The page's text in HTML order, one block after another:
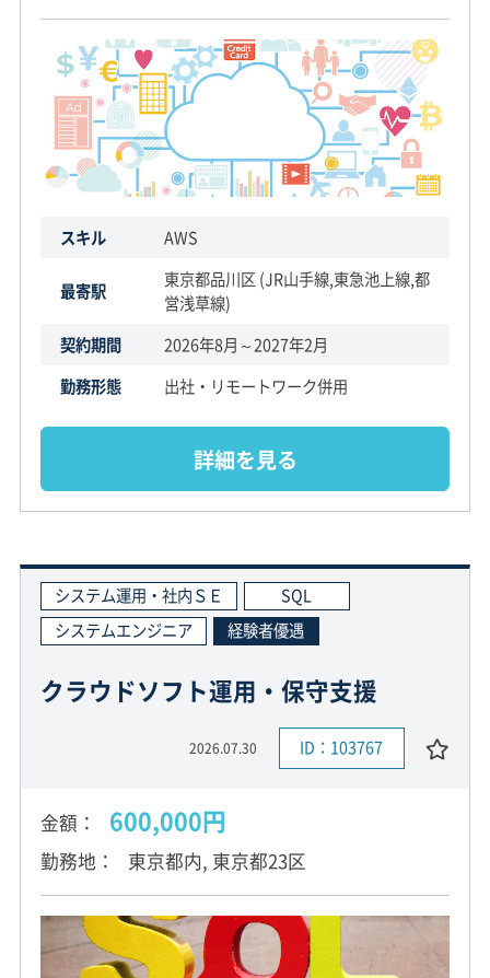
スキル AWS
最寄駅
東京都品川区 (JR山手線,東急池上線,都
営浅草線)
契約期間
2026年8月～2027年2月
勤務形態
出社・リモートワーク併用
詳細を見る
システム運用・社内ＳＥ
SQL
システムエンジニア
経験者優遇
クラウドソフト運用・保守支援
2026.07.30 ID：103767
金額 600,000円
勤務地 東京都内, 東京都23区